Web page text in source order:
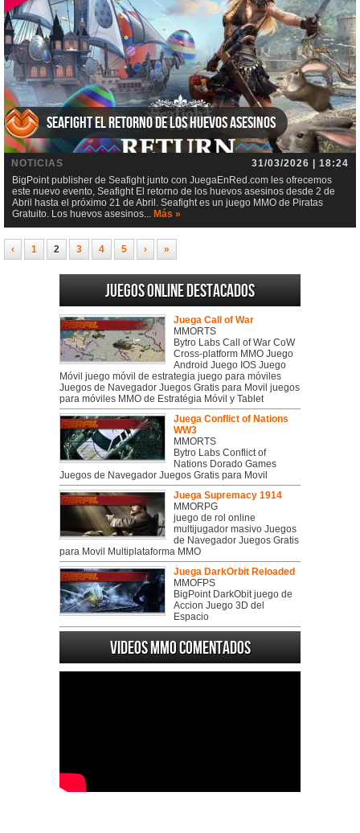
Seafight El retorno de los huevos asesinos
NOTICIAS
31/03/2026 | 18:24
BigPoint publisher de Seafight junto con JuegaEnRed.com les ofrecemos
este nuevo evento, Seafight El retorno de los huevos asesinos desde 2 de
Abril hasta el próximo 21 de Abril. Seafight es un juego MMO de Piratas
Gratuito. Los huevos asesinos... Más »
‹ 1 2 3 4 5 › »
Juegos online destacados
Juega Call of War
MMORTS
Bytro Labs Call of War CoW
Cross-platform MMO Juego
Android Juego IOS Juego
Móvil juego móvil de estrategia juego para móviles
Juegos de Navegador Juegos Gratis para Movil juegos
para móviles MMO de Estratégia Móvil y Tablet
Juega Conflict of Nations
WW3
MMORTS
Bytro Labs Conflict of
Nations Dorado Games
Juegos de Navegador Juegos Gratis para Movil
Juega Supremacy 1914
MMORPG
juego de rol online
multijugador masivo Juegos
de Navegador Juegos Gratis
para Movil Multiplataforma MMO
Juega DarkOrbit Reloaded
MMOFPS
BigPoint DarkObit juego de
Accion Juego 3D del
Espacio
Videos MMO Comentados